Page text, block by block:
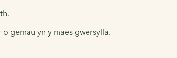
gemau yn y maes gwersylla.